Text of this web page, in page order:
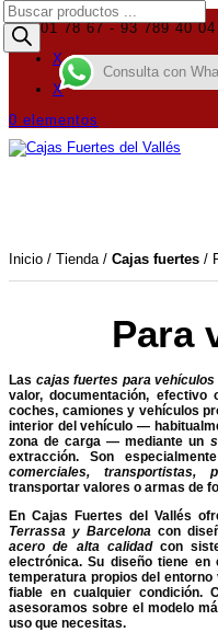
619 01 78 67 - 93 789 40 04
X
X
0 elementos
Búsqueda
de
productos
Inicio / Tienda/ Cajas fuertes /
Para
Las cajas fuertes para vehículos
valor, documentación,
coches, camiones y vehículos
interior del vehículo —
zona de carga — mediante un
extracción. Son
comerciales, transportistas,
transportar valores o armas de
En Cajas Fuertes del Vallés
Terrassa y Barcelona con
acero de alta calidadcon
electrónica. Su diseño tiene
temperatura propios del
fiable en cualquier condición.
asesoramos sobre el modelo
uso que necesitas.
Consulta con